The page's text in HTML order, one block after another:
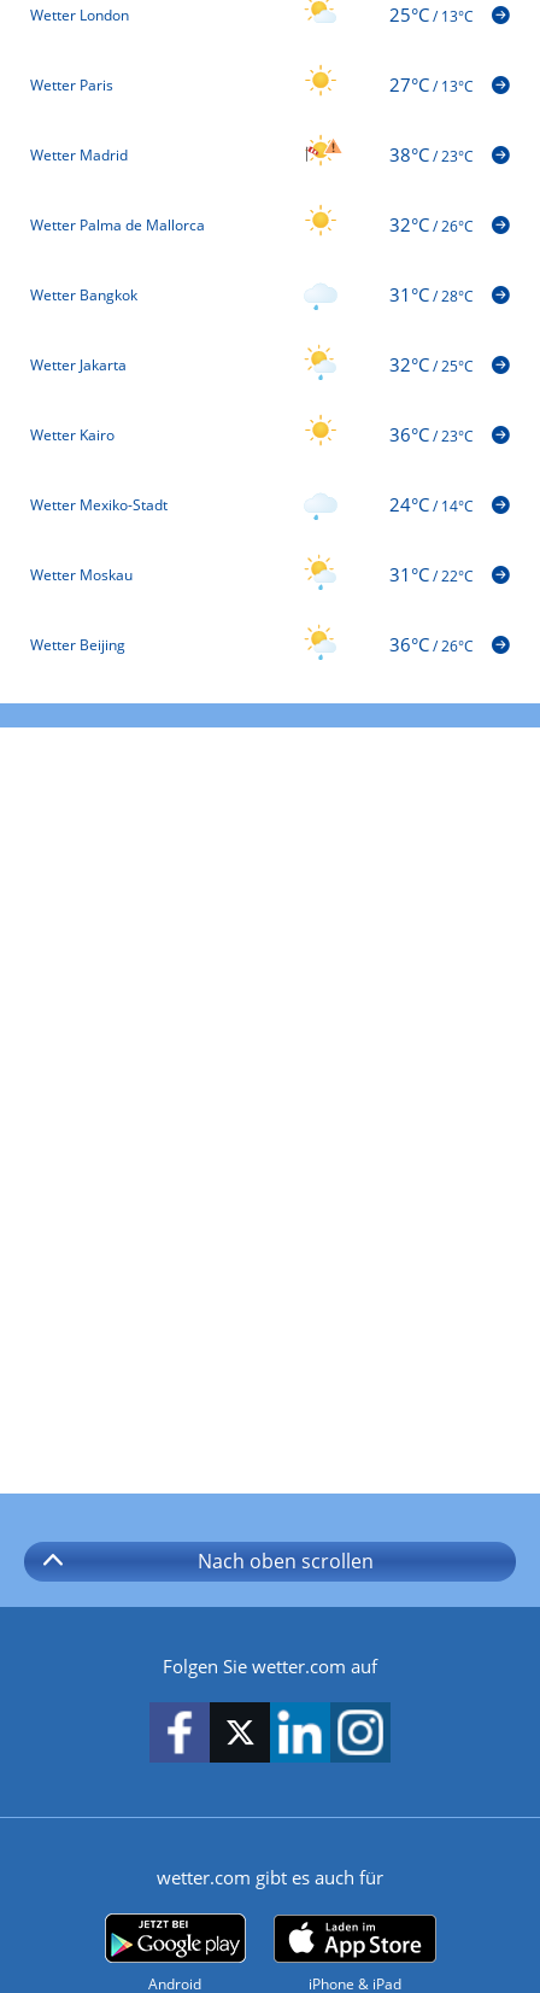
Wetter London 25°C/13°C
Wetter Paris 27°C/13°C
Wetter Madrid 38°C/23°C
Wetter Palma de Mallorca 32°C/26°C
Wetter Bangkok 31°C/28°C
Wetter Jakarta 32°C/25°C
Wetter Kairo 36°C/23°C
Wetter Mexiko-Stadt 24°C/14°C
Wetter Moskau 31°C/22°C
Wetter Beijing 36°C/26°C
Nach oben scrollen
Folgen Sie wetter.com auf
wetter.com gibt es auch für
Android iPhone & iPad